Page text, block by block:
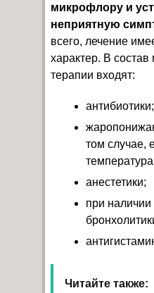
микрофлору и
неприятную
всего, лечение
характер. В
терапии входят:
антибиотики;
том случае,
анестетики;
при
Читайте также: